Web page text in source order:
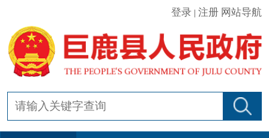
登录 |注册 网站导航